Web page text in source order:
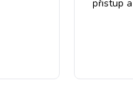
přistup